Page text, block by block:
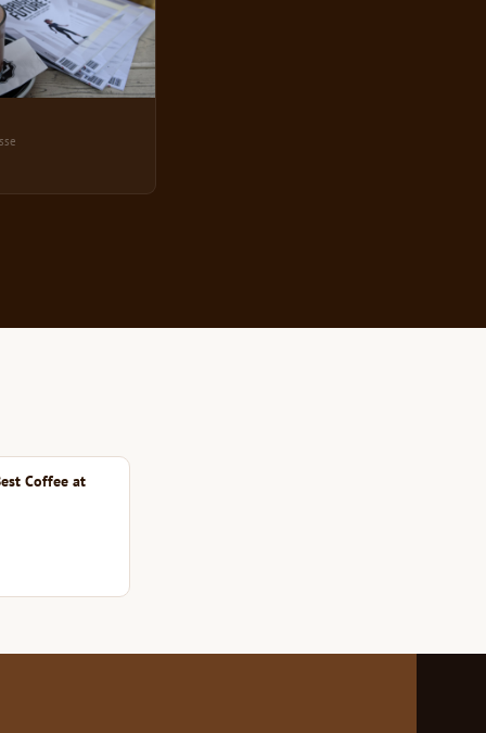
Coffee at